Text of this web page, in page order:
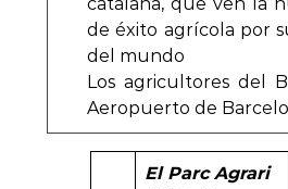
de éxito agrícola por
del mundo
Los agricultores del
Aeropuerto de
El Parc Agrari